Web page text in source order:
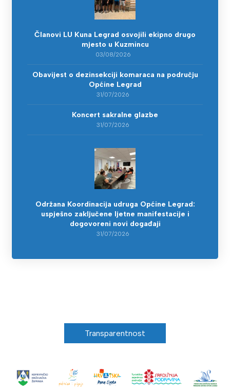
Članovi LU Kuna Legrad osvojili ekipno drugo
mjesto u Kuzmincu
03/08/2026
Obavijest o dezinsekciji komaraca na području
Općine Legrad
31/07/2026
Koncert sakralne glazbe
31/07/2026
Održana Koordinacija udruga Općine Legrad:
uspješno zaključene ljetne manifestacije i
dogovoreni novi događaji
31/07/2026
Transparentnost